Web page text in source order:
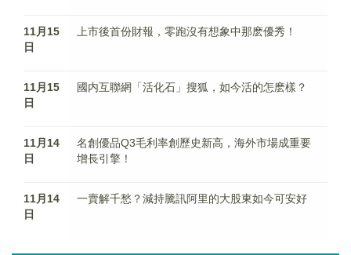
11月15
日
上市後首份財報，零跑沒有想象中那麽優秀！
11月15
日
國内互聯網「活化石」搜狐，如今活的怎麽樣？
11月14
日
名創優品Q3毛利率創歷史新高，海外市場成重要
增長引擎！
11月14
日
一賣解千愁？減持騰訊阿里的大股東如今可安好